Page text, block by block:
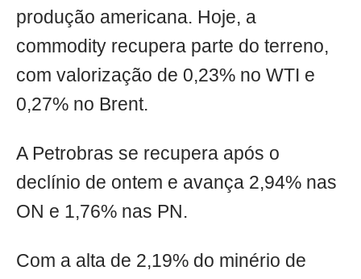
produção americana. Hoje, a
commodity recupera parte do terreno,
com valorização de 0,23% no WTI e
0,27% no Brent.
A Petrobras se recupera após o
declínio de ontem e avança 2,94% nas
ON e 1,76% nas PN.
Com a alta de 2,19% do minério de